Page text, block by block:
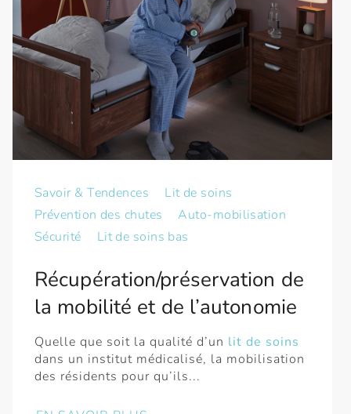
Savoir & Tendences
Lit de soins
Prévention des chutes
Auto-mobilisation
Sécurité
Lit de soins bas
Récupération/préservation de
la mobilité et de l’autonomie
Quelle que soit la qualité d’un lit de soins
dans un institut médicalisé, la mobilisation
des résidents pour qu’ils...